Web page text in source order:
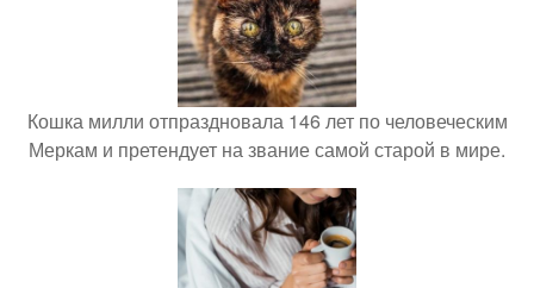
Кошка милли отпраздновала 146 лет по человеческим
Меркам и претендует на звание самой старой в мире.